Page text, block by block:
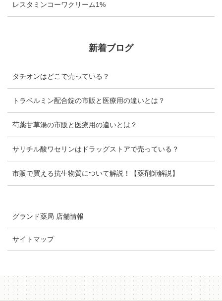
レスタミンコーワクリーム1%
新着ブログ
タチオンはどこで売っている？
トラベルミン配合錠の市販と医療用の違いとは？
芍薬甘草湯の市販と医療用の違いとは？
サリチル酸ワセリンはドラッグストアで売っている？
市販で買える抗生物質について解説！【薬剤師解説】
グランド薬局 店舗情報
サイトマップ